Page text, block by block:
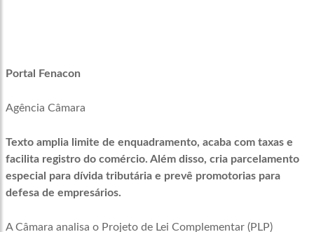
Portal Fenacon
Agência Câmara
Texto amplia limite de enquadramento, acaba com taxas e
facilita registro do comércio. Além disso, cria parcelamento
especial para dívida tributária e prevê promotorias para
defesa de empresários.
A Câmara analisa o Projeto de Lei Complementar (PLP)